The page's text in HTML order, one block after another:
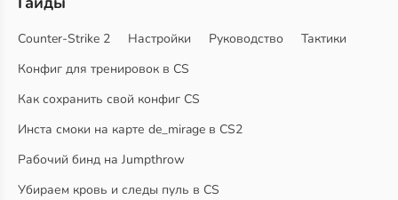
Counter-Strike 2 Настройки Руководство
Тактики
Конфиг для тренировок в CS
Как сохранить свой конфиг CS
Инста смоки на карте de_mirage в CS2
Рабочий бинд на Jumpthrow
Убираем кровь и следы пуль в CS